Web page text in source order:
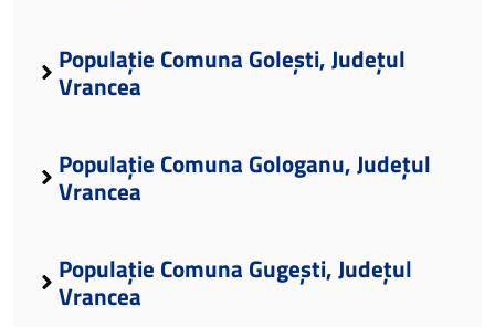
Populație Comuna Golești, Județul
Vrancea
Populație Comuna Gologanu, Județul
Vrancea
Populație Comuna Gugești, Județul
Vrancea